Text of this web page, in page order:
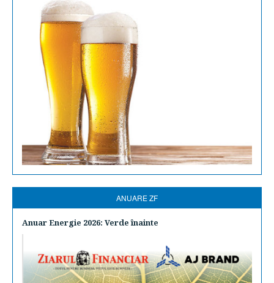
ANUARE ZF
Anuar Energie 2026: Verde înainte